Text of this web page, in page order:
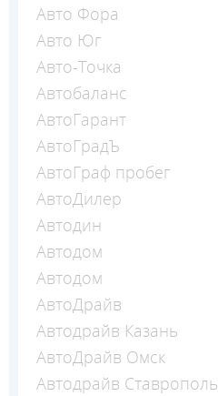
Авто Фора
Авто Юг
Авто-Точка
Автобаланс
АвтоГарант
АвтоГрадЪ
АвтоГраф пробег
АвтоДилер
Автодин
Автодом
Автодом
АвтоДрайв
Автодрайв Казань
АвтоДрайв Омск
Автодрайв Ставрополь